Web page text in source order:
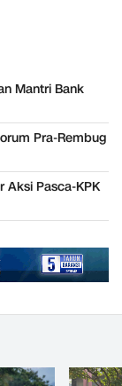
Mantri Bank
Pra-Rembug
Aksi Pasca-KPK